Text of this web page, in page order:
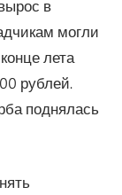
в
могли
лета
рублей.
поднялась